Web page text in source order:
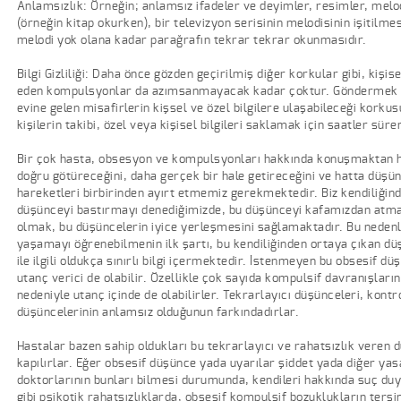
Anlamsızlık: Örneğin; anlamsız ifadeler ve deyimler, resimler,
(örneğin kitap okurken), bir televizyon serisinin melodisinin
melodi yok olana kadar parağrafın tekrar tekrar okunmasıdır.
Bilgi Gizliliği: Daha önce gözden geçirilmiş diğer korkular gibi,
eden kompulsyonlar da azımsanmayacak kadar çoktur.
evine gelen misafirlerin kişsel ve özel bilgilere ulaşabileceği
kişilerin takibi, özel veya kişisel bilgileri saklamak için saatler
Bir çok hasta, obsesyon ve kompulsyonları hakkında
doğru götüreceğini, daha gerçek bir hale getireceğini ve hatta
hareketleri birbirinden ayırt etmemiz gerekmektedir. Biz
düşünceyi bastırmayı denediğimizde, bu düşünceyi kafamızdan
olmak, bu düşüncelerin iyice yerleşmesini sağlamaktadır. Bu
yaşamayı öğrenebilmenin ilk şartı, bu kendiliğinden ortaya çıkan
ile ilgili oldukça sınırlı bilgi içermektedir. İstenmeyen bu obsesif
utanç verici de olabilir. Özellikle çok sayıda kompulsif
nedeniyle utanç içinde de olabilirler. Tekrarlayıcı düşünceleri,
düşüncelerinin anlamsız olduğunun farkındadırlar.
Hastalar bazen sahip oldukları bu tekrarlayıcı ve rahatsızlık
kapılırlar. Eğer obsesif düşünce yada uyarılar şiddet yada diğer
doktorlarının bunları bilmesi durumunda, kendileri hakkında suç
gibi psikotik rahatsızlıklarda, obsesif kompulsif bozuklukların